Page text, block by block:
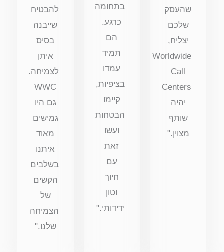
שהעסק
שלכם
יצליח,
Worldwide
Call
Centers
יהיה
שותף
מצוין."
בתחומה
כרגע.
הם
תמיד
עמדו
בציפיות,
קיימו
הבטחות
ועשו
זאת
עם
חיוך
וטון
ידידותי."
להבטיח
שייבנה
בסיס
איתן
לצמיחה.
WWC
גם היו
גמישים
מאוד
איתנו
בשלבים
הקשים
של
הצמיחה
שלנו."